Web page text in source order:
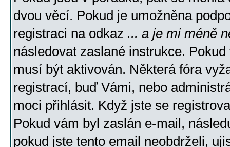
dvou věcí. Pokud je umožněna
registraci na odkaz ... a je mi méně
následovat zaslané instrukce.
musí být aktivován. Některá fóra
registrací, buď Vámi, nebo
moci přihlásit. Když jste se
Pokud vám byl zaslán e-mail,
pokud jste tento email neobdrželi,